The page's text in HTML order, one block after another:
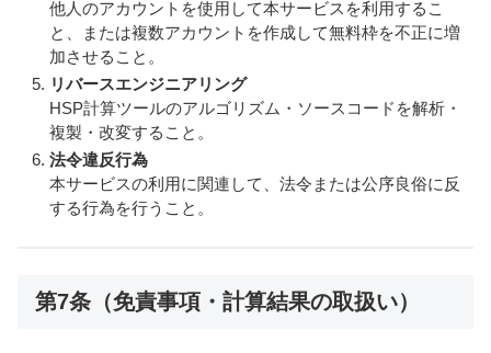
他人のアカウントを使用して本サービスを利用するこ
と、または複数アカウントを作成して無料枠を不正に増
加させること。
リバースエンジニアリング
HSP計算ツールのアルゴリズム・ソースコードを解析・
複製・改変すること。
法令違反行為
本サービスの利用に関連して、法令または公序良俗に反
する行為を行うこと。
第7条（免責事項・計算結果の取扱い）